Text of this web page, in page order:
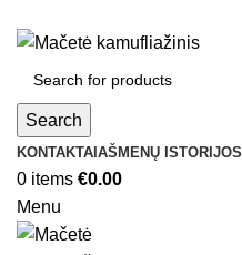
Search
KONTAKTAI AŠMENŲ ISTORIJOS
0 items €0.00
Menu